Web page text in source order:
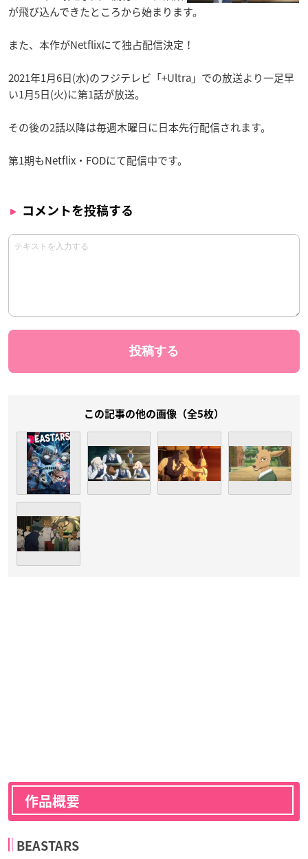
が飛び込んできたところから始まります。
また、本作がNetflixにて独占配信決定！
2021年1月6日(水)のフジテレビ「+Ultra」での放送より一足早
い1月5日(火)に第1話が放送。
その後の2話以降は毎週木曜日に日本先行配信されます。
第1期もNetflix・FODにて配信中です。
コメントを投稿する
この記事の他の画像（全5枚）
作品概要
BEASTARS